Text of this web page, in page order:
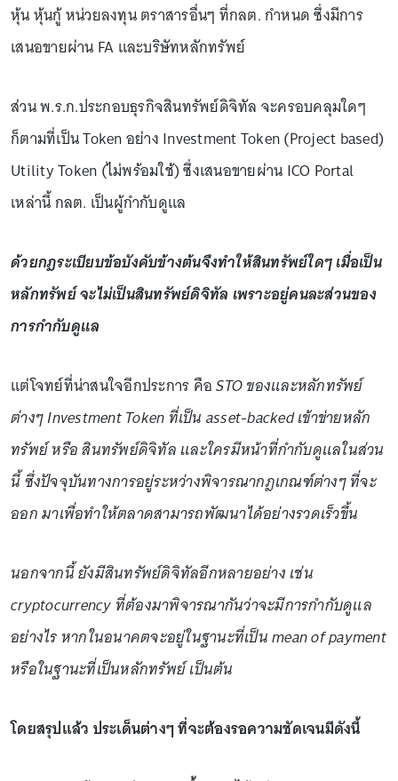
หุ้น หุ้นกู้ หน่วยลงทุน ตราสารอื่นๆ ที่กลต. กำหนด ซึ่งมีการ
เสนอขายผ่าน FA และบริษัทหลักทรัพย์
ส่วน พ.ร.ก.ประกอบธุรกิจสินทรัพย์ดิจิทัล จะครอบคลุมใดๆ
ก็ตามที่เป็น Token อย่าง Investment Token (Project based)
Utility Token (ไม่พร้อมใช้) ซึ่งเสนอขายผ่าน ICO Portal
เหล่านี้ กลต. เป็นผู้กำกับดูแล
ด้วยกฎระเบียบข้อบังคับข้างต้นจึงทำให้สินทรัพย์ใดๆ เมื่อเป็น
หลักทรัพย์ จะไม่เป็นสินทรัพย์ดิจิทัล เพราะอยู่คนละส่วนของ
การกำกับดูแล
แต่โจทย์ที่น่าสนใจอีกประการ คือSTO ของและหลักทรัพย์
ต่างๆ Investment Token ที่เป็น asset-backed เข้าข่ายหลัก
ทรัพย์ หรือ สินทรัพย์ดิจิทัล และใครมีหน้าที่กำกับดูแลในส่วน
นี้ ซึ่งปัจจุบันทางการอยู่ระหว่างพิจารณากฎเกณฑ์ต่างๆ ที่จะ
ออก มาเพื่อทำให้ตลาดสามารถพัฒนาได้อย่างรวดเร็วขึ้น
นอกจากนี้ ยังมีสินทรัพย์ดิจิทัลอีกหลายอย่าง เช่น
cryptocurrency ที่ต้องมาพิจารณากันว่าจะมีการกำกับดูแล
อย่างไร หากในอนาคตจะอยู่ในฐานะที่เป็น mean of payment
หรือในฐานะที่เป็นหลักทรัพย์ เป็นต้น
โดยสรุปแล้ว ประเด็นต่างๆ ที่จะต้องรอความชัดเจนมีดังนี้